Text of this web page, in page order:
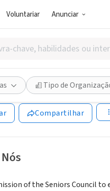
Voluntariar Anunciar
Tipo de
Council
|www.seniorscoucil.org
Compartilhar
of the Seniors Council